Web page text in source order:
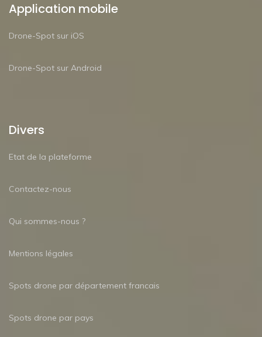
Application mobile
Drone-Spot sur iOS
Drone-Spot sur Android
Divers
Etat de la plateforme
Contactez-nous
Qui sommes-nous ?
Mentions légales
Spots drone par département francais
Spots drone par pays